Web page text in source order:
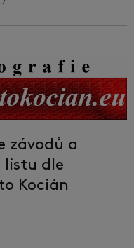
závodů a
listu dle
Kocián